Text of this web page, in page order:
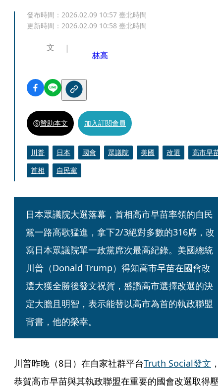
發布時間： 2026.02.09 10:57 臺北時間
更新時間： 2026.02.09 10:58 臺北時間
文
林高
贊助本文 加入訂閱會員
川普 日本 國會 眾議院 美國 改選
高市早苗
首相
自民黨
日本眾議院大選落幕，首相高市早苗率領的自民
黨一路高歌猛進，拿下2/3絕對多數的316席，改
寫日本眾議院單一政黨席次最高紀錄。美國總統
川普（Donald Trump）得知高市早苗在國會改
選大獲全勝後發文祝賀，盛讚高市選擇改選的決
定大膽且明智，表示能替以高市為首的執政聯盟
背書，他的榮幸。
川普昨晚（8日）在自家社群平台Truth Social發文 ，
恭賀高市早苗與其執政聯盟在重要的國會改選取得壓